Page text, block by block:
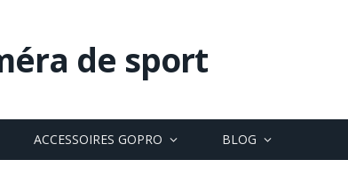
de sport
ACCESSOIRES GOPRO BLOG